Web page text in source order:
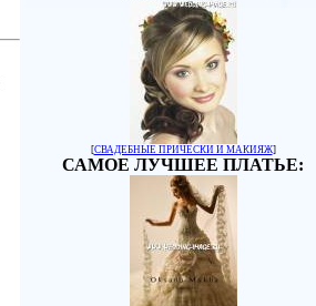
[СВАДЕБНЫЕ ПРИЧЕСКИ И МАКИЯЖ]
САМОЕ ЛУЧШЕЕ ПЛАТЬЕ: